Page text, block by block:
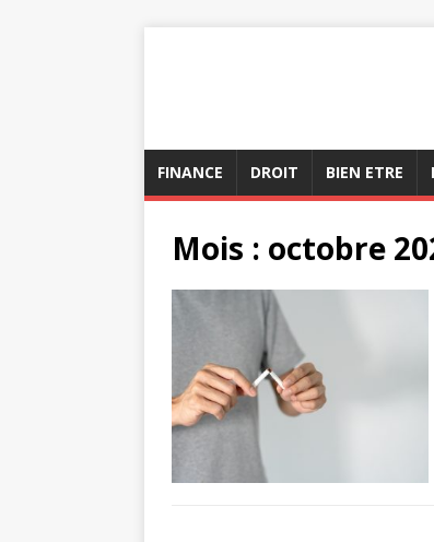
FINANCE DROIT BIEN ETRE
Mois : octobre